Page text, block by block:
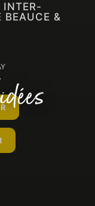
INTER-
BEAUCE &